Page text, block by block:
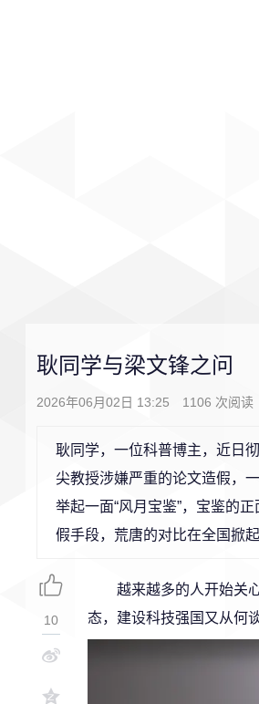
耿同学与梁文锋之问
2026年06月02日 13:25 1106 次阅读
耿同学，一位科普博主，近日
尖教授涉嫌严重的论文造假，
举起一面“风月宝鉴”，宝鉴的
假手段，荒唐的对比在全国掀起
越来越多的人开始关
态，建设科技强国又从何
10